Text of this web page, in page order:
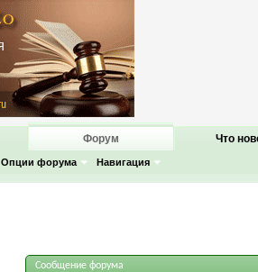
Форум
Опции форума Навигация
Что
Сообщение форума